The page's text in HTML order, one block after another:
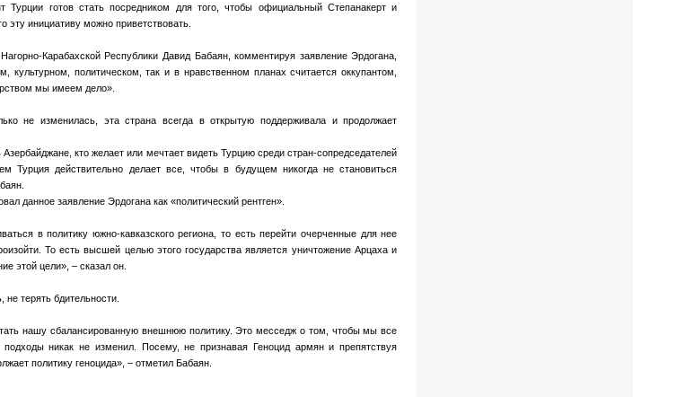
Турции готов стать посредником для того, чтобы официальный Степанакерт и
эту инициативу можно приветствовать.
Карабахской Республики Давид Бабаян, комментируя заявление Эрдогана,
культурном, политическом, так и в нравственном планах считается оккупантом,
мы имеем дело».
не изменилась, эта страна всегда в открытую поддерживала и продолжает
кто желает или мечтает видеть Турцию среди стран-сопредседателей
Турция действительно делает все, чтобы в будущем никогда не становиться
данное заявление Эрдогана как «политический рентген».
в политику южно-кавказского региона, то есть перейти очерченные для нее
То есть высшей целью этого государства является уничтожение Арцаха и
этой цели», – сказал он.
терять бдительности.
нашу сбалансированную внешнюю политику. Это месседж о том, чтобы мы все
никак не изменил. Посему, не признавая Геноцид армян и препятствуя
политику геноцида», – отметил Бабаян.